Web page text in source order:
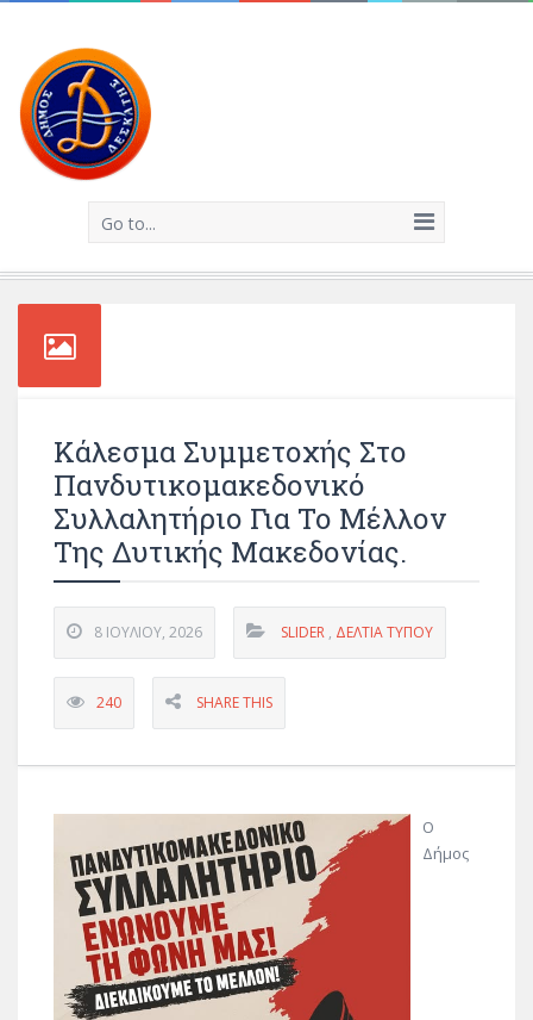
Go to...
Κάλεσμα Συμμετοχής Στο
Πανδυτικομακεδονικό
Συλλαλητήριο Για Το Μέλλον
Της Δυτικής Μακεδονίας.
8 ΙΟΥΛΊΟΥ, 2026 SLIDER , ΔΕΛΤΊΑ ΤΎΠΟΥ
240 SHARE THIS
Ο
Δήμος